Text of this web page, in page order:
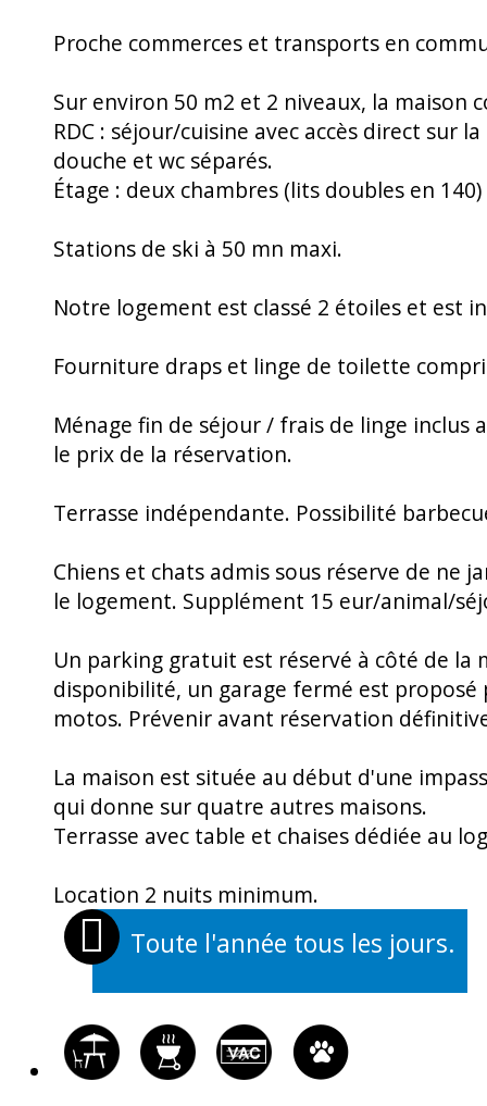
Proche commerces et transports en
Sur environ 50 m2 et 2 niveaux, la maison
RDC : séjour/cuisine avec accès direct sur
douche et wc séparés.
Étage : deux chambres (lits doubles en
Stations de ski à 50 mn maxi.
Notre logement est classé 2 étoiles et est
Fourniture draps et linge de toilette
Ménage fin de séjour / frais de linge
le prix de la réservation.
Terrasse indépendante. Possibilité
Chiens et chats admis sous réserve de ne
le logement. Supplément 15 eur/animal/
Un parking gratuit est réservé à côté de la
disponibilité, un garage fermé est proposé
motos. Prévenir avant réservation
La maison est située au début d'une
qui donne sur quatre autres maisons.
Terrasse avec table et chaises dédiée au
Location 2 nuits minimum.
Toute l'année tous les jours.